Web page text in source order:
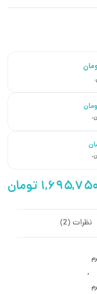
تومان
نظرات (2)
,